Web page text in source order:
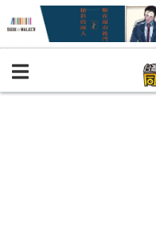
BOOKY書集倉庫